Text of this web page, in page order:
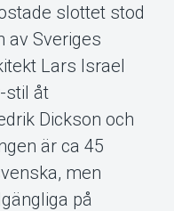
slottet stod
av Sveriges
Lars Israel
stil åt
Dickson och
är ca 45
men
på